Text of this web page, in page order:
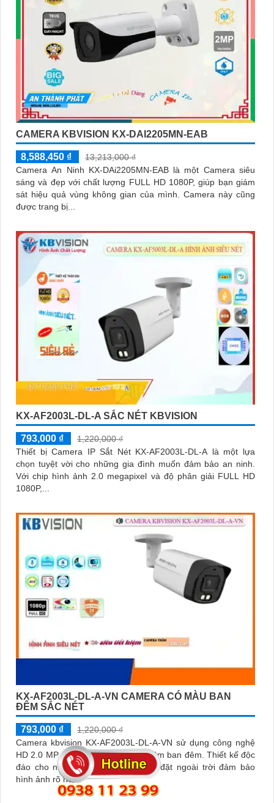
CAMERA KBVISION KX-DAI2205MN-EAB
8,588,450 ₫
13,213,000 ₫
Camera An Ninh KX-DAi2205MN-EAB là một Camera siêu
sáng và đẹp với chất lượng FULL HD 1080P, giúp bạn giám
sát hiệu quả vùng không gian của mình. Camera này cũng
được trang bị...
KX-AF2003L-DL-A SẮC NÉT KBVISION
793,000 ₫
1,220,000 ₫
Thiết bị Camera IP Sắt Nét KX-AF2003L-DL-A là một lựa
chọn tuyệt vời cho những gia đình muốn đảm bảo an ninh.
Với chip hình ảnh 2.0 megapixel và độ phân giải FULL HD
1080P,...
KX-AF2003L-DL-A-VN CAMERA CÓ MÀU BAN
ĐÊM SẮC NÉT
793,000 ₫
1,220,000 ₫
Camera kbvision KX-AF2003L-DL-A-VN sử dụng công nghệ
HD 2.0 MP hỗ trợ xem Full Color 40m ban đêm. Thiết kế độc
đáo cho nhà xưởng, kho hàng lắp đặt ngoài trời đảm bảo
hình ảnh rõ nét